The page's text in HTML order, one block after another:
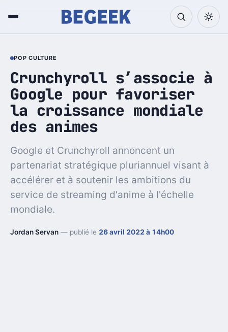
POP CULTURE
Crunchyroll s’associe à
Google pour favoriser
la croissance mondiale
des animes
Google et Crunchyroll annoncent un
partenariat stratégique pluriannuel visant à
accélérer et à soutenir les ambitions du
service de streaming d'anime à l'échelle
mondiale.
Jordan Servan — publié le 26 avril 2022 à 14h00